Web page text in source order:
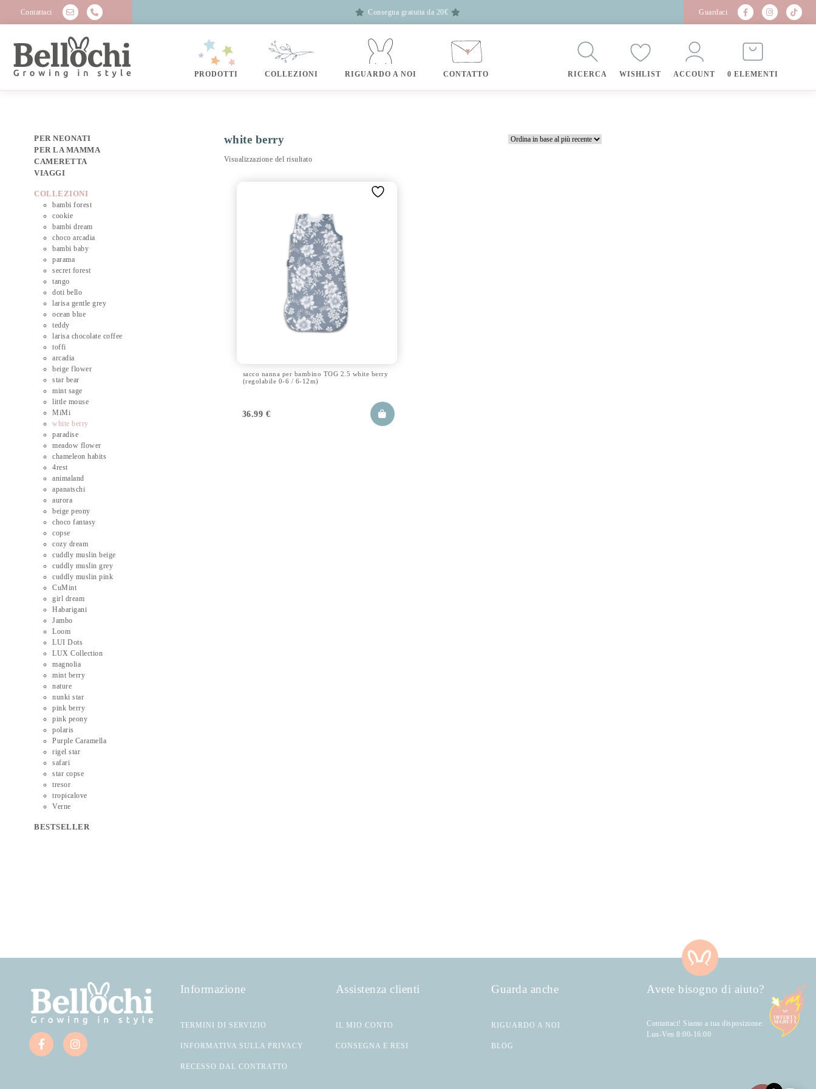
Contattaci Consegna gratuita da 20€ Guardaci
PRODOTTI COLLEZIONI RIGUARDO A NOI CONTATTO RICERCA WISHLIST ACCOUNT 0 ELEMENTI
PER NEONATI
PER LA MAMMA
CAMERETTA
VIAGGI
COLLEZIONI
bambi forest
cookie
bambi dream
choco arcadia
bambi baby
parama
secret forest
tango
doti bello
larisa gentle grey
ocean blue
teddy
larisa chocolate coffee
toffi
arcadia
beige flower
star bear
mint sage
little mouse
MiMi
white berry
paradise
meadow flower
chameleon habits
4rest
animaland
apanatschi
aurora
beige peony
choco fantasy
copse
cozy dream
cuddly muslin beige
cuddly muslin grey
cuddly muslin pink
CuMint
girl dream
Habarigani
Jambo
Loom
LUI Dots
LUX Collection
magnolia
mint berry
nature
nunki star
pink berry
pink peony
polaris
Purple Caramella
rigel star
safari
star copse
tresor
tropicalove
Verne
BESTSELLER
white berry
Visualizzazione del risultato
sacco nanna per bambino TOG 2.5 white berry
(regolabile 0-6 / 6-12m)
36.99 €
Informazione
TERMINI DI SERVIZIO
INFORMATIVA SULLA PRIVACY
RECESSO DAL CONTRATTO
Assistenza clienti
IL MIO CONTO
CONSEGNA E RESI
Guarda anche
RIGUARDO A NOI
BLOG
Avete bisogno di aiuto?
Contattaci! Siamo a tua disposizione:
Lun-Ven 8:00-16:00